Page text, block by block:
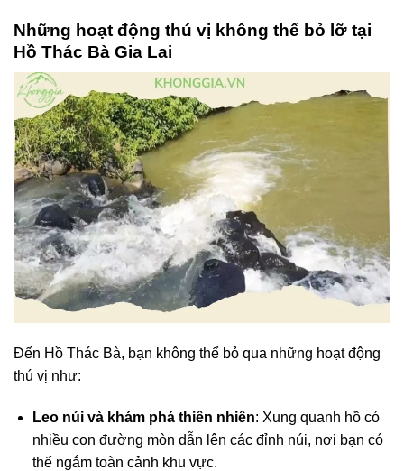
Những hoạt động thú vị không thể bỏ lỡ tại
Hồ Thác Bà Gia Lai
Đến Hồ Thác Bà, bạn không thể bỏ qua những hoạt động
thú vị như:
Leo núi và khám phá thiên nhiên: Xung quanh hồ có
nhiều con đường mòn dẫn lên các đỉnh núi, nơi bạn có
thể ngắm toàn cảnh khu vực.